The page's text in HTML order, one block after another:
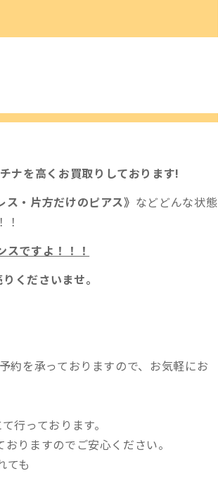
ナを高く お買取りしております!
・片方だけのピアス》 などどんな状態
！
ですよ！！！
くださいませ。
約を承っておりますので、お気軽にお
行っております。
りますのでご安心ください。
ても